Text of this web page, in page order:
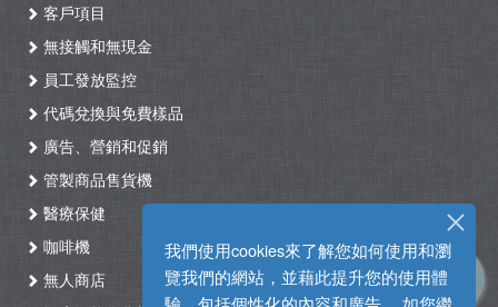
我們使用cookies來了解您如何使用和瀏
覽我們的網站，並藉此提升您的使用體
客戶項目
無接觸和無現金
員工發放監控
代碼兌換與免費樣品
廣告、營銷和促銷
管製商品售貨機
醫療保健
咖啡機
無人商店